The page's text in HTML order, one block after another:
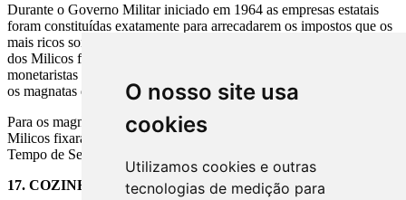
O nosso site usa
cookies
Utilizamos cookies e outras
tecnologias de medição para
Durante o Governo Militar iniciado em 1964 as empresas estatais
foram constituídas exatamente para arrecadarem os impostos que os
mais ricos sonegadores de tributos não queriam pagar. O grande erro
dos Milicos foi o de ter acreditado naqueles famosos economistas
monetaristas elitistas que resolveram pagar altas taxas de juros para
os magnatas que investiam em Títulos Públicos.
Para os magnatas deveria ser paga a mesma taxa de juros que os
Milicos fixaram para remuneração do FGTS - Fundo de Garantia do
Tempo de Serviço que era e ainda é de 3% ao ano.
17. COZINHANDO O VELHO GALO EM BANHO MARIA